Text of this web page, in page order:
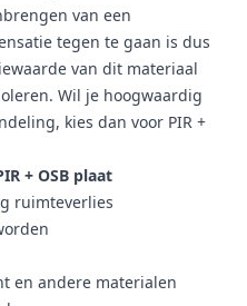
van een
tegen te gaan is dus
van dit materiaal
Wil je hoogwaardig
kies dan voor PIR +
+ OSB plaat
ruimteverlies
en andere materialen